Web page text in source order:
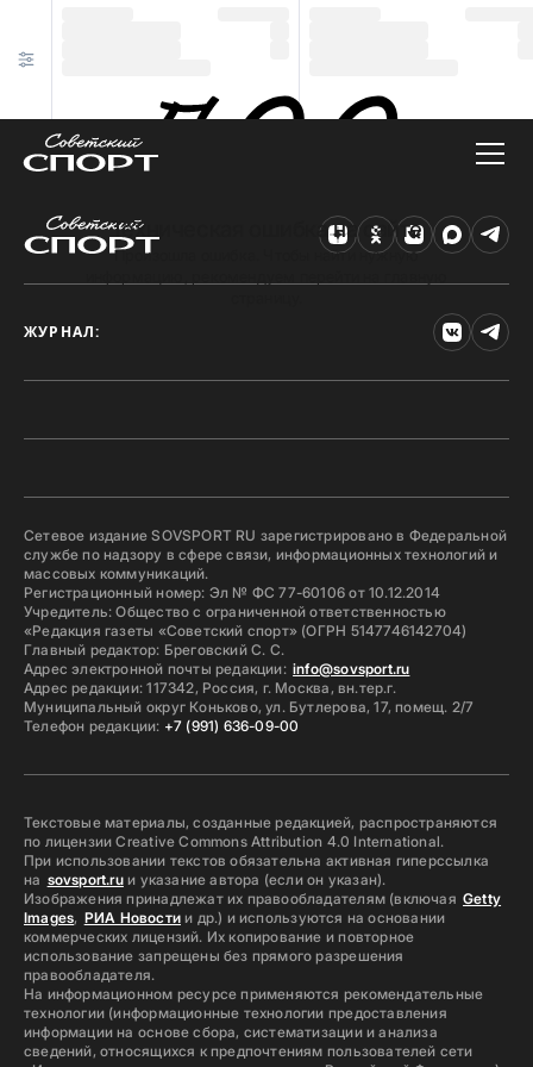
Техническая ошибка на сайте
Произошла ошибка. Чтобы найти нужную
ЖУРНАЛ:
Сетевое издание SOVSPORT RU зарегистрировано в Федеральной
службе по надзору в сфере связи, информационных технологий и
массовых коммуникаций.
Регистрационный номер: Эл № ФС 77-60106 от 10.12.2014
Учредитель: Общество с ограниченной ответственностью
«Редакция газеты «Советский спорт» (ОГРН 5147746142704)
Главный редактор: Бреговский С. С.
Адрес электронной почты редакции: info@sovsport.ru
Адрес редакции: 117342, Россия, г. Москва, вн.тер.г.
Муниципальный округ Коньково, ул. Бутлерова, 17, помещ. 2/7
Телефон редакции: +7 (991) 636-09-00
Текстовые материалы, созданные редакцией, распространяются
по лицензии Creative Commons Attribution 4.0 International.
При использовании текстов обязательна активная гиперссылка
на sovsport.ruи указание автора (если он указан).
Изображения принадлежат их правообладателям (включая Getty
Images, РИА Новостии др.) и используются на основании
коммерческих лицензий. Их копирование и повторное
использование запрещены без прямого разрешения
правообладателя.
На информационном ресурсе применяются рекомендательные
технологии (информационные технологии предоставления
информации на основе сбора, систематизации и анализа
сведений, относящихся к предпочтениям пользователей сети